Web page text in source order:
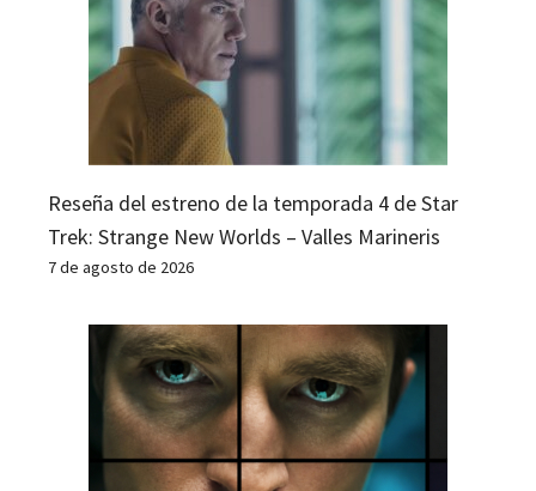
Reseña del estreno de la temporada 4 de Star
Trek: Strange New Worlds – Valles Marineris
7 de agosto de 2026